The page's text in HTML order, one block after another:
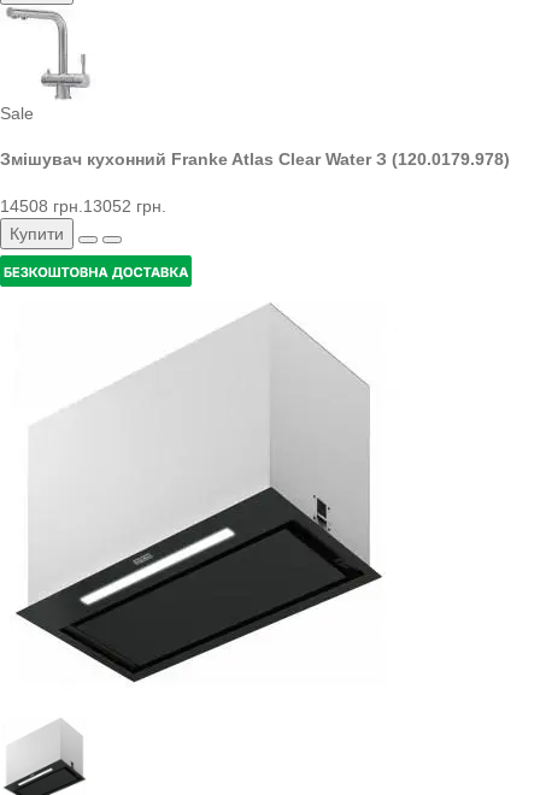
Sale
Змішувач кухонний Franke Atlas Clear Water З (120.0179.978)
14508 грн. 13052 грн.
Купити